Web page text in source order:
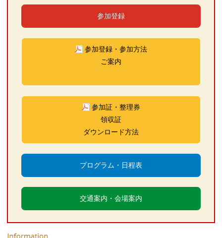
参加登録
参加登録・参加方法
ご案内
参加証・整理券
領収証
ダウンロード方法
プログラム・日程表
交通案内・会場案内